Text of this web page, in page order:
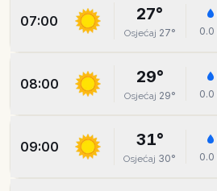
07:00 27°
Osjećaj 27° 0.0
08:00 29°
Osjećaj 29° 0.0
09:00 31°
Osjećaj 30° 0.0